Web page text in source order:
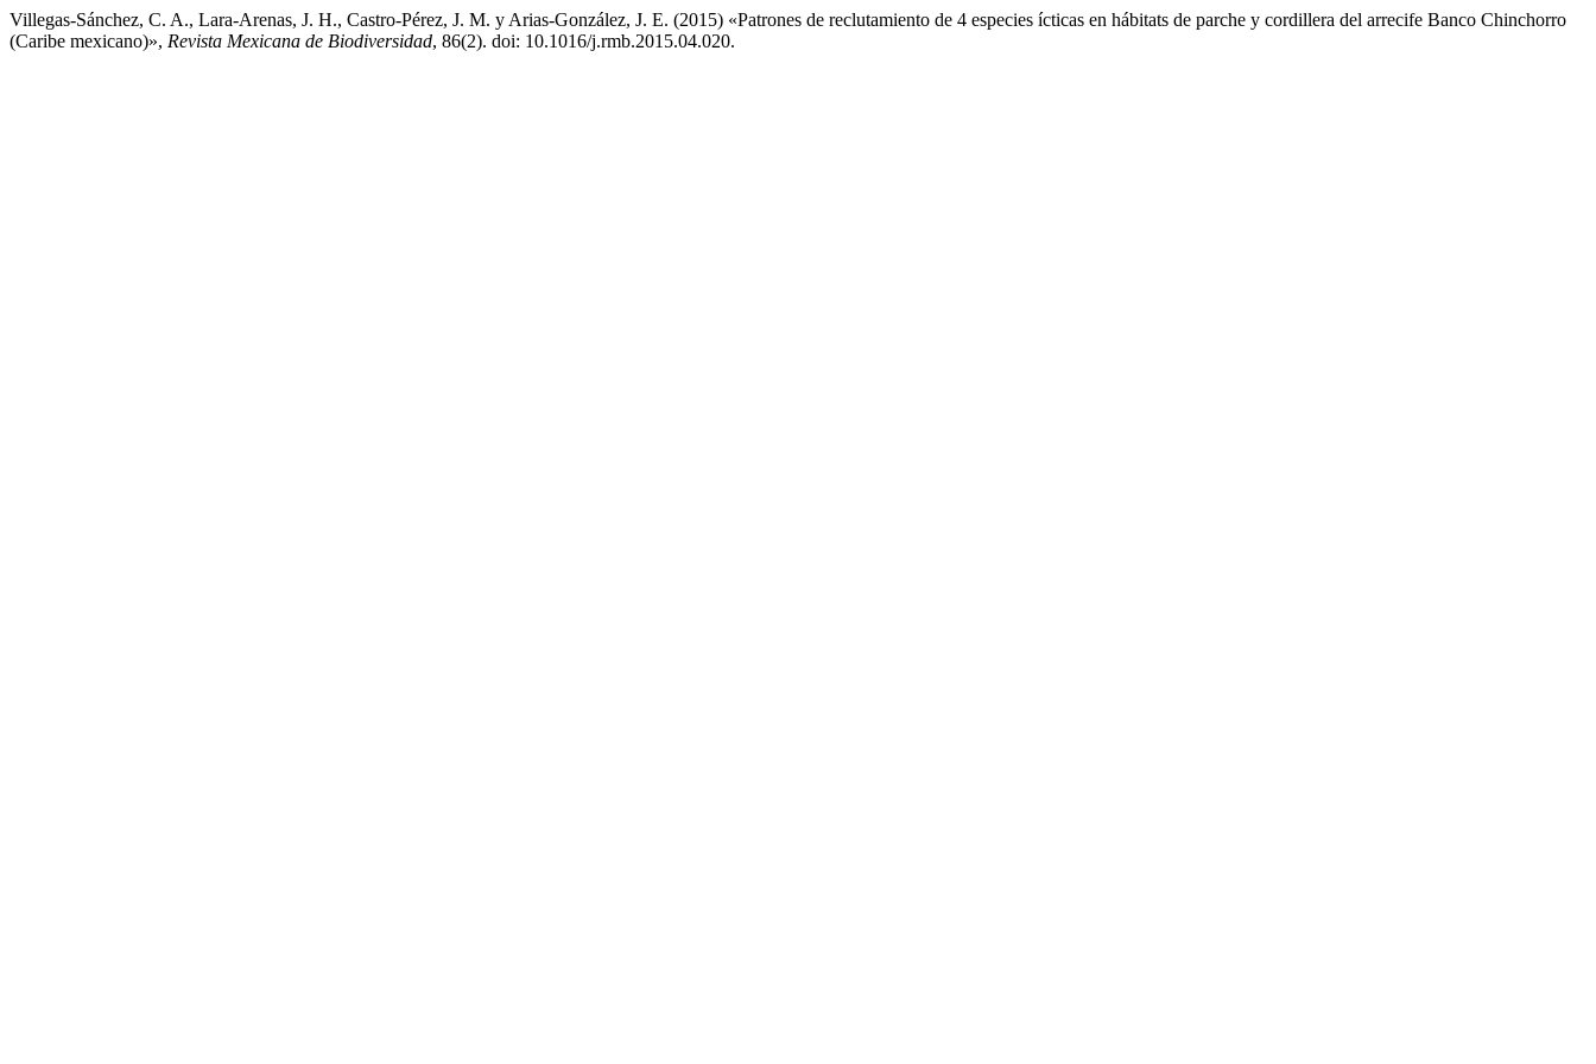
Villegas-Sánchez, C. A., Lara-Arenas, J. H., Castro-Pérez, J. M. y Arias-González, J. E. (2015) «Patrones de reclutamiento de 4 especies ícticas en hábitats de parche y cordillera del arrecife Banco Chinchorro
(Caribe mexicano)», Revista Mexicana de Biodiversidad, 86(2). doi: 10.1016/j.rmb.2015.04.020.